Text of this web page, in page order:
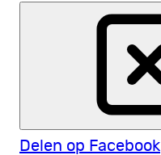
Delen op Facebook